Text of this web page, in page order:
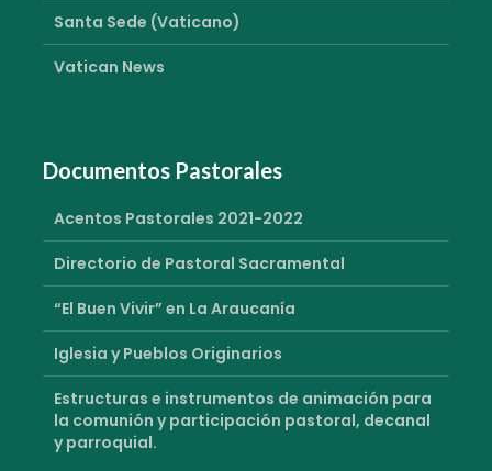
Santa Sede (Vaticano)
Vatican News
Documentos Pastorales
Acentos Pastorales 2021-2022
Directorio de Pastoral Sacramental
“El Buen Vivir” en La Araucanía
Iglesia y Pueblos Originarios
Estructuras e instrumentos de animación para
la comunión y participación pastoral, decanal
y parroquial.